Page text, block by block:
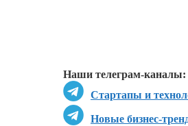
Наши телеграм-каналы:
Стартапы и
Новые бизнес-